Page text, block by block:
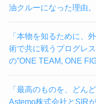
油クルーになった理由。
「本物を知るために、
術で共に戦うプログレ
の”ONE TEAM, ONE
「最高のものを、どん
Astemo株式会社とSIR